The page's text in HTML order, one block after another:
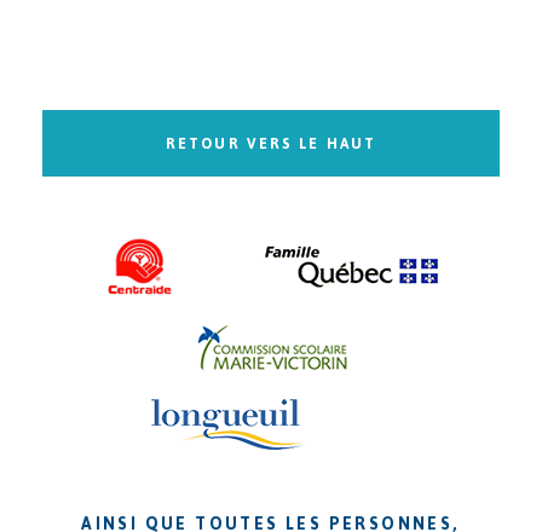
RETOUR VERS LE HAUT
AINSI QUE TOUTES LES PERSONNES,